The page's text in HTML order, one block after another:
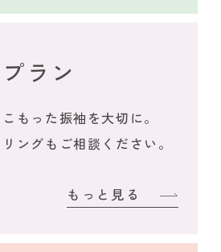
ラン
もった振袖を大切に。
ングもご相談ください。
もっと見る